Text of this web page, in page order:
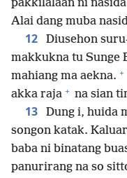
pakkilalaan ni
Alai dang muba
12
Diusehon
makkukna tu Sunge
mahiang ma aekna. +
akka raja + na sian
13
Dung i, huida
songon katak.
baba ni binatang
panurirang na so